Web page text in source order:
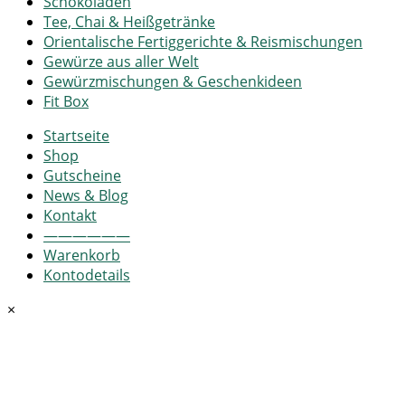
Tee, Chai & Heißgetränke
Orientalische Fertiggerichte & Reismischungen
Gewürze aus aller Welt
Gewürzmischungen & Geschenkideen
Fit Box
Startseite
Shop
Gutscheine
News & Blog
Kontakt
——————
Warenkorb
Kontodetails
×